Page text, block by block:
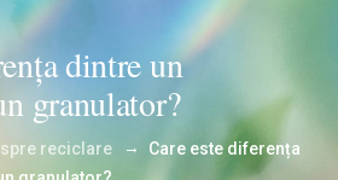
dintre un
granulator?
reciclare →
Care este diferența